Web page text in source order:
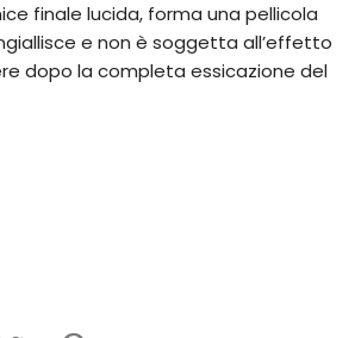
finale lucida, forma una pellicola
e non è soggetta all’effetto
dopo la completa essicazione del